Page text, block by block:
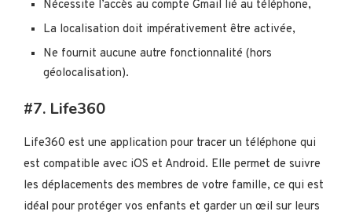
Nécessite l’accès au compte Gmail lié au téléphone,
La localisation doit impérativement être activée,
Ne fournit aucune autre fonctionnalité (hors
géolocalisation).
#7. Life360
Life360 est une application pour tracer un téléphone qui
est compatible avec iOS et Android. Elle permet de suivre
les déplacements des membres de votre famille, ce qui est
idéal pour protéger vos enfants et garder un œil sur leurs